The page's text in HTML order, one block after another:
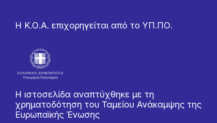
Η Κ.Ο.Α. επιχορηγείται από το ΥΠ.ΠΟ.
Η ιστοσελίδα αναπτύχθηκε με τη
χρηματοδότηση του Ταμείου Ανάκαμψης της
Ευρωπαϊκής Ένωσης